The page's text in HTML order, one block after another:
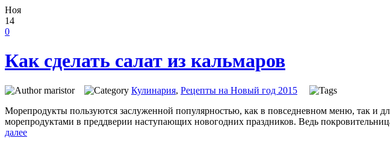
Ноя
14
0
Как сделать салат из кальмаров
maristor Кулинария, Рецепты на Новый год 2015
Морепродукты пользуются заслуженной популярностью, как в повседневном меню, так и
морепродуктами в преддверии наступающих новогодних праздников. Ведь
далее